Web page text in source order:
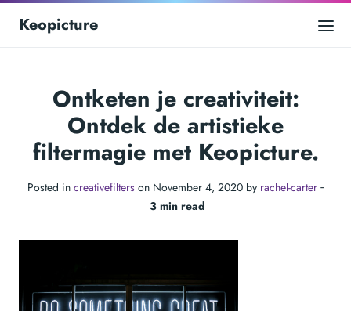
Keopicture
Ontketen je creativiteit:
Ontdek de artistieke
filtermagie met Keopicture.
Posted in creativefilterson November 4, 2020 by rachel-carter‐
3 min read